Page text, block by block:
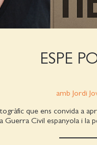
ESPE
amb Jordi
que ens convida a
Guerra Civil espanyola i la